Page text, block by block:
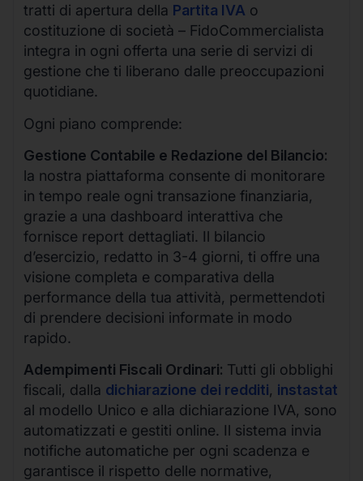
tratti di apertura della Partita IVA o
costituzione di società – FidoCommercialista
integra in ogni offerta una serie di servizi di
gestione che ti liberano dalle preoccupazioni
quotidiane.
Ogni piano comprende:
Gestione Contabile e Redazione del Bilancio:
la nostra piattaforma consente di monitorare
in tempo reale ogni transazione finanziaria,
grazie a una dashboard interattiva che
fornisce report dettagliati. Il bilancio
d’esercizio, redatto in 3-4 giorni, ti offre una
visione completa e comparativa della
performance della tua attività, permettendoti
di prendere decisioni informate in modo
rapido.
Adempimenti Fiscali Ordinari: Tutti gli obblighi
fiscali, dalla dichiarazione dei redditi, instastat
al modello Unico e alla dichiarazione IVA, sono
automatizzati e gestiti online. Il sistema invia
notifiche automatiche per ogni scadenza e
garantisce il rispetto delle normative,